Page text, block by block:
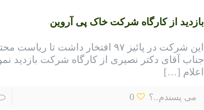
بازدید از کارگاه شرکت خاک پی آروین
این شرکت در پائیز ۹۷ افتخار داشت
جناب آقای دکتر نصیری از کارگاه شرکت بازدید
اعلام […]
می پسندم..؟ 0